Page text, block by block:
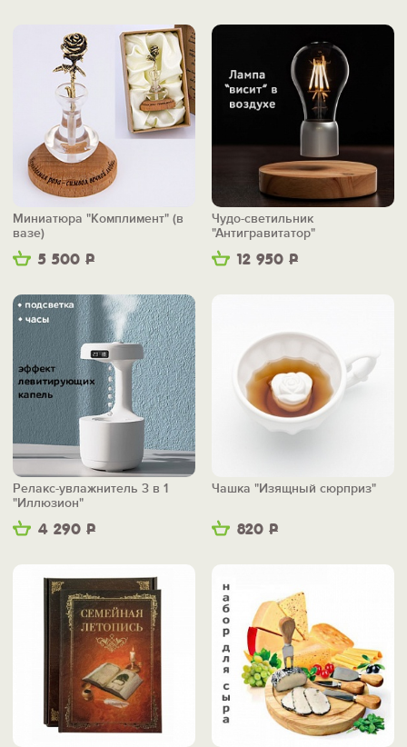
5 500 Р
Миниатюра "Комплимент" (в
вазе)
12 950 Р
Чудо-светильник
"Антигравитатор"
4 290 Р
Релакс-увлажнитель 3 в 1
"Иллюзион"
820 Р
Чашка "Изящный сюрприз"